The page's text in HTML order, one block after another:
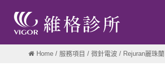
Home / 服務項目 / 微針電波 / Rejuran麗珠蘭